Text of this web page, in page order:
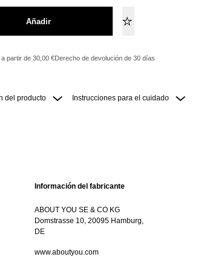
Añadir
partir de 30,00 €Derecho de devolución de 30 días
del producto Instrucciones para el cuidado
Información del fabricante
ABOUT YOU SE & CO KG
Domstrasse 10, 20095 Hamburg,
DE
www.aboutyou.com